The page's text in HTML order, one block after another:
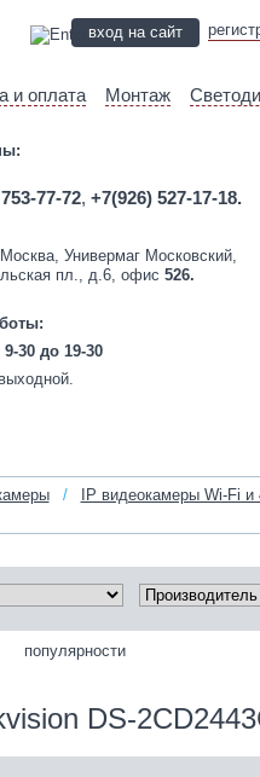
вход на сайт
и оплата Монтаж
77-72, +7(926) 527-17-18.
Универмаг Московский,
пл., д.6, офис 526.
9-30 до 19-30
выходной.
/ IP видеокамеры Wi-Fi и
популярности
DS-